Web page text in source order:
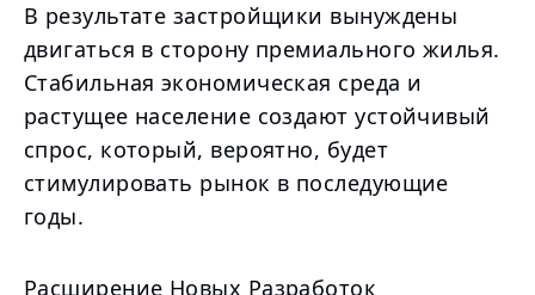
В результате застройщики вынуждены
двигаться в сторону премиального жилья.
Стабильная экономическая среда и
растущее население создают устойчивый
спрос, который, вероятно, будет
стимулировать рынок в последующие
годы.
Расширение Новых Разработок